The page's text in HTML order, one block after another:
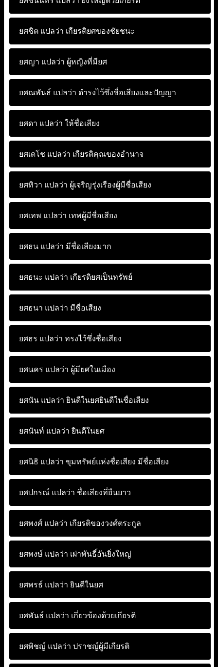
ยศชิต แปลว่า เกียรติยศของชัยชนะ
ยศญา แปลว่า ผู้หญิงที่มียศ
ยศณพันธ์ แปลว่า ดำรงไว้ซึ่งชื่อเสียงเเละปัญญา
ยศดา แปลว่า ให้ชื่อเสียง
ยศเดโช แปลว่า เกียรติคุณของอำนาจ
ยศทิวา แปลว่า ผู้เจริญรุ่งเรืองผู้มีชื่อเสียง
ยศเทพ แปลว่า เทพผู้มีชื่อเสียง
ยศธน แปลว่า มีชื่อเสียงมาก
ยศธนะ แปลว่า เกียรติยศเป็นทรัพย์
ยศธนา แปลว่า มีชื่อเสียง
ยศธร แปลว่า ทรงไว้ซึ่งชื่อเสียง
ยศนคร แปลว่า ผู้มียศในเมือง
ยศนัน แปลว่า ยินดีในยศยินดีในชื่อเสียง
ยศนันท์ แปลว่า ยินดีในยศ
ยศนิธิ แปลว่า ขุมทรัพย์แห่งชื่อเสียง มีชื่อเสียง
ยศปกรณ์ แปลว่า ชื่อเสียงที่ยืนยาว
ยศพงศ์ แปลว่า เกียรติของวงศ์ตระกูล
ยศพงษ์ แปลว่า เผ่าพันธิ์อันยิ่งใหญ่
ยศพรธ์ แปลว่า ยินดีในยศ
ยศพันธ์ แปลว่า เกี่ยวข้องด้วยเกียรติ
ยศพิชญ์ แปลว่า ปราชญ์ผู้มีเกียรติ